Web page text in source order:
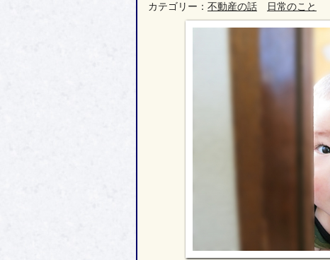
カテゴリー： 不動産の話 日常のこと